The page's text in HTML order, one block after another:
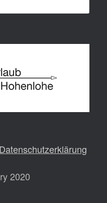
Datenschutzerklärung
2020